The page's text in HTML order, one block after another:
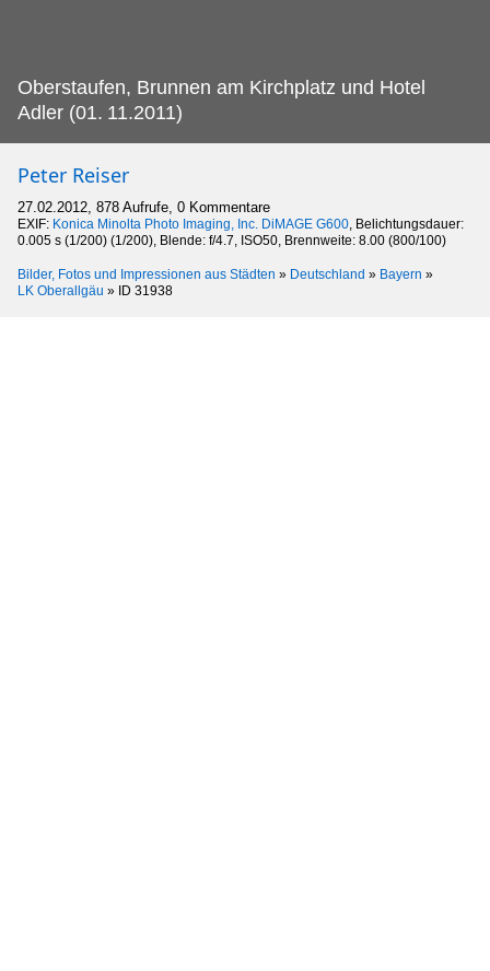
Oberstaufen, Brunnen am Kirchplatz und Hotel
Adler (01. 11.2011)
Peter Reiser
27.02.2012, 878 Aufrufe, 0 Kommentare
EXIF: Konica Minolta Photo Imaging, Inc. DiMAGE G600, Belichtungsdauer:
0.005 s (1/200) (1/200), Blende: f/4.7, ISO50, Brennweite: 8.00 (800/100)
Bilder, Fotos und Impressionen aus Städten » Deutschland » Bayern »
LK Oberallgäu » ID 31938